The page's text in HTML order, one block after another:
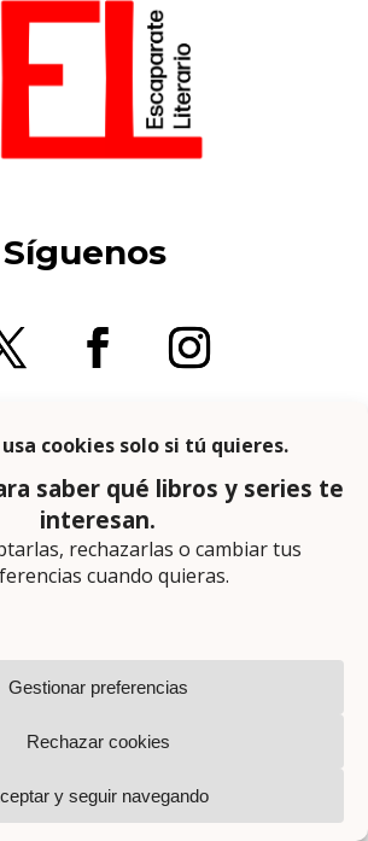
Síguenos
Literario 2018-2026
Política de cookies–Política de
privacidad
de afiliado de Amazon obtengo
los requisitos aplicables